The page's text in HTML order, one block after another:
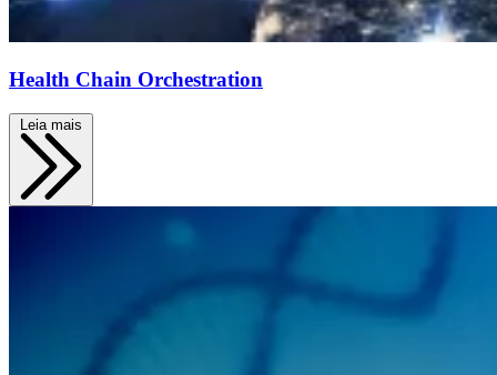
Health Chain Orchestration
Leia mais